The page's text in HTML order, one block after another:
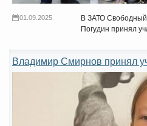
01.09.2025
В ЗАТО Свободный
Погудин принял
Владимир Смирнов принял